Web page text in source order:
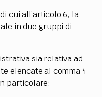
cui all’articolo 6, la
in due gruppi di
sia relativa ad
elencate al comma 4
particolare: